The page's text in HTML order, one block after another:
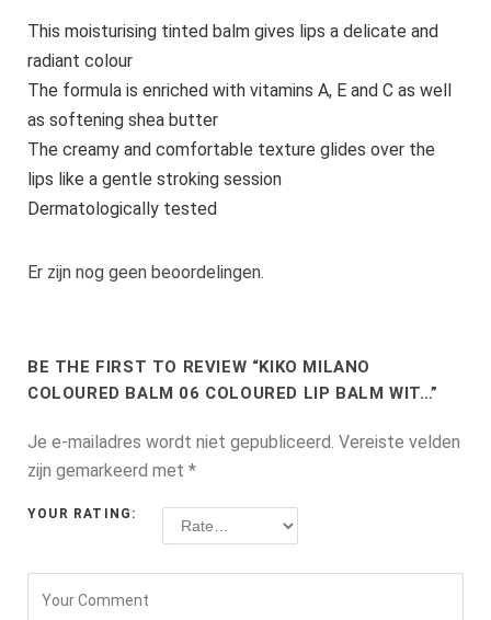
This moisturising tinted balm gives lips a delicate and
radiant colour
The formula is enriched with vitamins A, E and C as well
as softening shea butter
The creamy and comfortable texture glides over the
lips like a gentle stroking session
Dermatologically tested
Er zijn nog geen beoordelingen.
BE THE FIRST TO REVIEW “KIKO MILANO
COLOURED BALM 06 COLOURED LIP BALM WIT…”
Je e-mailadres wordt niet gepubliceerd. Vereiste velden
zijn gemarkeerd met *
YOUR RATING: